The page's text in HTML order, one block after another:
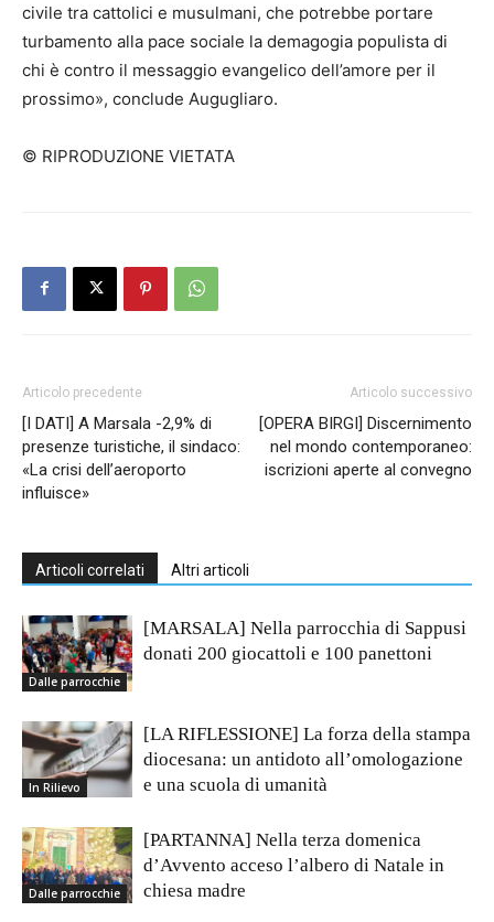
civile tra cattolici e musulmani, che potrebbe portare
turbamento alla pace sociale la demagogia populista di
chi è contro il messaggio evangelico dell’amore per il
prossimo», conclude Augugliaro.
© RIPRODUZIONE VIETATA
Articolo precedente
[I DATI] A Marsala -2,9% di
presenze turistiche, il sindaco:
«La crisi dell’aeroporto
influisce»
Articolo successivo
[OPERA BIRGI] Discernimento
nel mondo contemporaneo:
iscrizioni aperte al convegno
Articoli correlati Altri articoli
Dalle parrocchie
[MARSALA] Nella parrocchia di Sappusi
donati 200 giocattoli e 100 panettoni
In Rilievo
[LA RIFLESSIONE] La forza della stampa
diocesana: un antidoto all’omologazione
e una scuola di umanità
Dalle parrocchie
[PARTANNA] Nella terza domenica
d’Avvento acceso l’albero di Natale in
chiesa madre